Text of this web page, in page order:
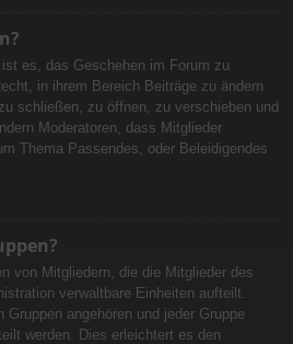
es, das Geschehen im Forum zu
in ihrem Bereich Beiträge zu ändern
schließen, zu öffnen, zu verschieben und
Moderatoren, dass Mitglieder
Thema Passendes, oder Beleidigendes
von Mitgliedern, die die Mitglieder des
verwaltbare Einheiten aufteilt.
angehören und jeder Gruppe
werden. Dies erleichtert es den